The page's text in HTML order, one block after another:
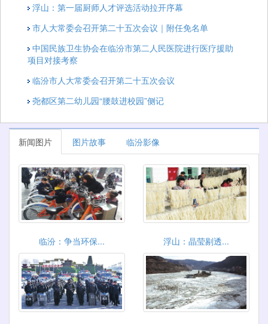
浮山：第一届厨师人才评选活动拉开序幕
市人大常委会召开第二十五次会议｜附任免名单
中国民族卫生协会在临汾市第二人民医院进行医疗援助
项目对接考察
临汾市人大常委会召开第二十五次会议
尧都区第二幼儿园“腰鼓进校园”侧记
新闻图片 图片故事 临汾影像
临汾：争当环保... 浮山：晶莹剔透...